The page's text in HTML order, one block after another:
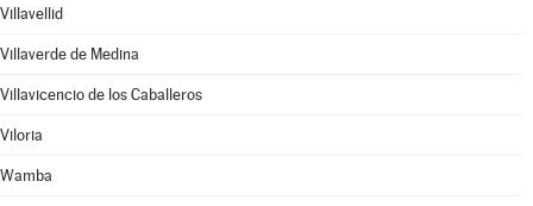
Villavellid
Villaverde de Medina
Villavicencio de los Caballeros
Viloria
Wamba